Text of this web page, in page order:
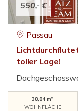
550,- €
Passau
toller Lage!
38,84 m²
WOHNFLÄCHE